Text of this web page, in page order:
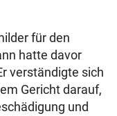
für den
hatte davor
verständigte sich
Gericht darauf,
und